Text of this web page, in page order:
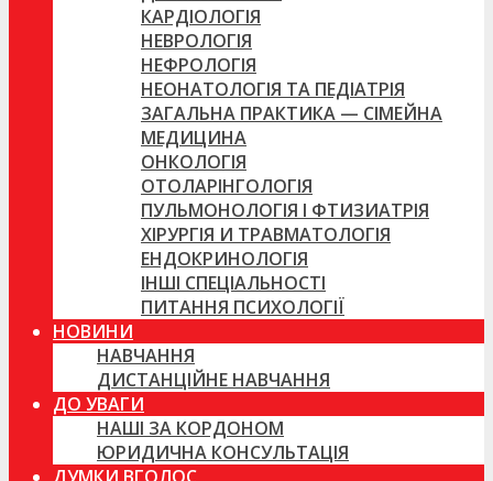
КАРДІОЛОГІЯ
НЕВРОЛОГІЯ
НЕФРОЛОГІЯ
НЕОНАТОЛОГІЯ ТА ПЕДІАТРІЯ
ЗАГАЛЬНА ПРАКТИКА — СІМЕЙНА
МЕДИЦИНА
ОНКОЛОГІЯ
ОТОЛАРІНГОЛОГІЯ
ПУЛЬМОНОЛОГІЯ І ФТИЗИАТРІЯ
ХІРУРГІЯ И ТРАВМАТОЛОГІЯ
ЕНДОКРИНОЛОГІЯ
ІНШІ СПЕЦІАЛЬНОСТІ
ПИТАННЯ ПСИХОЛОГІЇ
НОВИНИ
НАВЧАННЯ
ДИСТАНЦІЙНЕ НАВЧАННЯ
ДО УВАГИ
НАШІ ЗА КОРДОНОМ
ЮРИДИЧНА КОНСУЛЬТАЦІЯ
ДУМКИ ВГОЛОС